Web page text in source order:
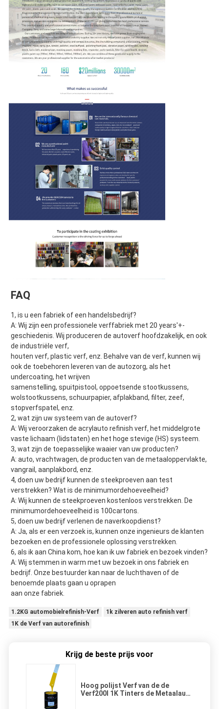
FAQ
1, is u een fabriek of een handelsbedrijf?
A: Wij zijn een professionele verffabriek met 20 years'+-
geschiedenis. Wij produceren de autoverf hoofdzakelijk, en ook
de industriële verf,
houten verf, plastic verf, enz. Behalve van de verf, kunnen wij
ook de toebehoren leveren van de autozorg, als het
undercoating, het wrijven
samenstelling, spuitpistool, oppoetsende stootkussens,
wolstootkussens, schuurpapier, afplakband, filter, zeef,
stopverfspatel, enz.
2, wat zijn uw systeem van de autoverf?
A: Wij veroorzaken de acrylauto refinish verf, het middelgrote
vaste lichaam (lidstaten) en het hoge stevige (HS) systeem.
3, wat zijn de toepasselijke waaier van uw producten?
A: auto, vrachtwagen, de producten van de metaaloppervlakte,
vangrail, aanplakbord, enz.
4, doen uw bedrijf kunnen de steekproeven aan test
verstrekken? Wat is de minimumordehoeveelheid?
A: Wij kunnen de steekproeven kostenloos verstrekken. De
minimumordehoeveelheid is 100cartons.
5, doen uw bedrijf verlenen de naverkoopdienst?
A: Ja, als er een verzoek is, kunnen onze ingenieurs de klanten
bezoeken en de professionele oplossing verstrekken.
6, als ik aan China kom, hoe kan ik uw fabriek en bezoek vinden?
A: Wij stemmen in warm met uw bezoek in ons fabriek en
bedrijf. Onze bestuurder kan naar de luchthaven of de
benoemde plaats gaan u oprapen
aan onze fabriek.
1.2KG automobielrefinish-Verf
1k zilveren auto refinish verf
1K de Verf van autorefinish
Krijg de beste prijs voor
Hoog polijst Verf van de de
Verf200l 1K Tinters de Metaalauto